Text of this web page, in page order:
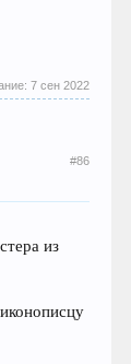
7 сен 2022
#86
из